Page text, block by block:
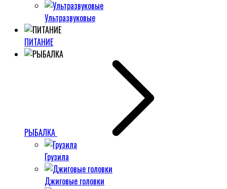
Ультразвуковые
ПИТАНИЕ
РЫБАЛКА
Грузила
Джиговые головки